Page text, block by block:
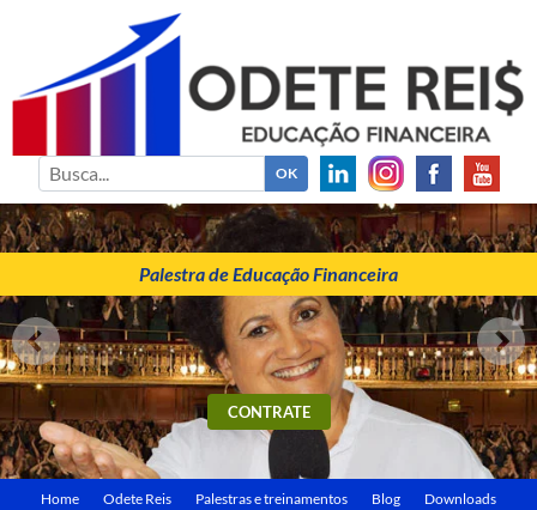
ODETE REIS
Palestrante de Educação Financeira
Palestra de Educação Financeira
CONTRATE
Home Odete Reis Palestras e treinamentos Blog Downloads